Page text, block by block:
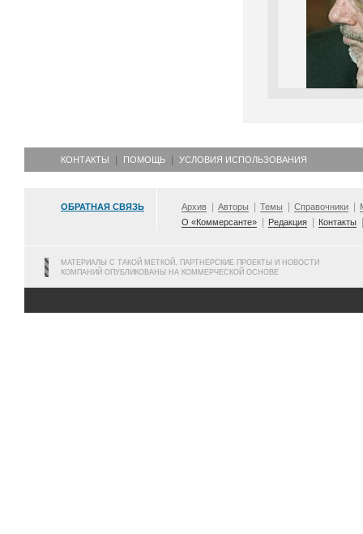
КОНТАКТЫ ПОМОЩЬ УСЛОВИЯ ИСПОЛЬЗОВАНИЯ
ОБРАТНАЯ СВЯЗЬ Архив Авторы Темы Справочники
О «Коммерсанте»
Редакция Контакты
МАТЕРИАЛЫ С ТАКОЙ МЕТКОЙ, ПАРТНЕРСКИЕ ПРОЕКТЫ И НОВОСТИ
КОМПАНИЙ ОПУБЛИКОВАНЫ НА КОММЕРЧЕСКОЙ ОСНОВЕ